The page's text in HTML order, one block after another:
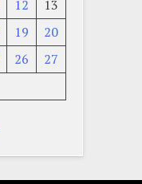
12
13
19
20
26
27